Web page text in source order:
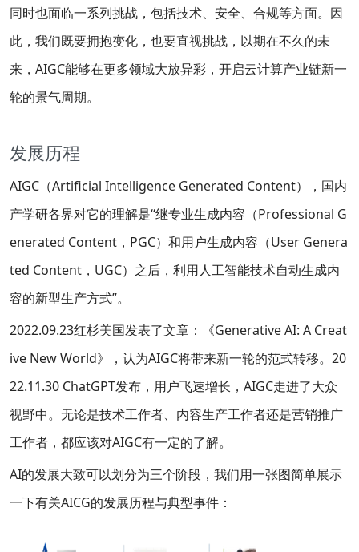
同时也面临一系列挑战，包括技术、安全、合规等方面。因
此，我们既要拥抱变化，也要直视挑战，以期在不久的未
来，AIGC能够在更多领域大放异彩，开启云计算产业链新一
轮的景气周期。
发展历程
AIGC（Artificial Intelligence Generated Content），国内
产学研各界对它的理解是“继专业生成内容（Professional G
enerated Content，PGC）和用户生成内容（User Genera
ted Content，UGC）之后，利用人工智能技术自动生成内
容的新型生产方式”。
2022.09.23红杉美国发表了文章：《Generative AI: A Creat
ive New World》，认为AIGC将带来新一轮的范式转移。20
22.11.30 ChatGPT发布，用户飞速增长，AIGC走进了大众
视野中。无论是技术工作者、内容生产工作者还是营销推广
工作者，都应该对AIGC有一定的了解。
AI的发展大致可以划分为三个阶段，我们用一张图简单展示
一下有关AICG的发展历程与典型事件：